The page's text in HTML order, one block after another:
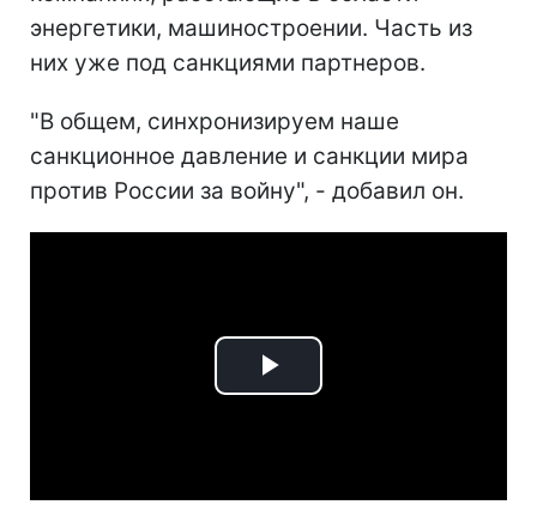
энергетики, машиностроении. Часть из
них уже под санкциями партнеров.
"В общем, синхронизируем наше
санкционное давление и санкции мира
против России за войну", - добавил он.
Play